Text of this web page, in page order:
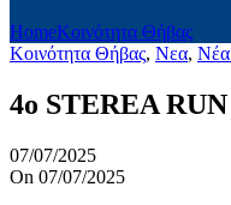
HomeKοινότητα Θήβας
Kοινότητα Θήβας, Νεα, Νέα
4ο STEREA
07/07/2025
On 07/07/2025